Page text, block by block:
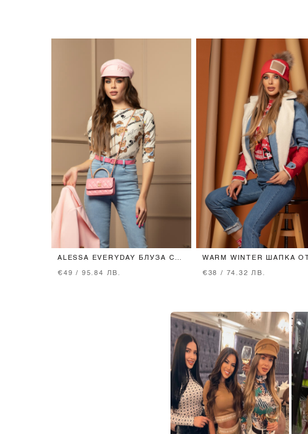
ALESSA EVERYDAY БЛУЗА С
€49 / 95.84 ЛВ.
WARM WINTER ШАПКА ОТ
ПУХЧЕ - RED
€38 / 74.32 ЛВ.